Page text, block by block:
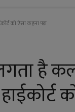
को ऐसा कहना पड़ा
लगता